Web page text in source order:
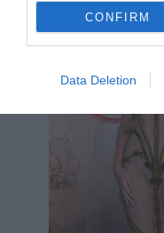
CONFIRM
Data Deletion